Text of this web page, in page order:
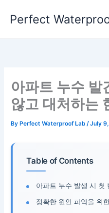
Perfect
아파트 누수 발
않고 대처하는
By Perfect Waterproof Lab/July
Table of Contents
아파트 누수 발생 시 첫
정확한 원인 파악을 위